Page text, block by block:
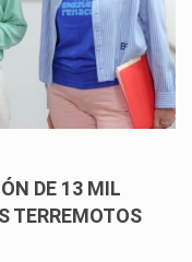
DE 13 MIL
TERREMOTOS